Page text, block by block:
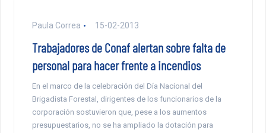
Paula Correa 15-02-2013
Trabajadores de Conaf alertan sobre falta de
personal para hacer frente a incendios
En el marco de la celebración del Día Nacional del
Brigadista Forestal, dirigentes de los funcionarios de la
corporación sostuvieron que, pese a los aumentos
presupuestarios, no se ha ampliado la dotación para